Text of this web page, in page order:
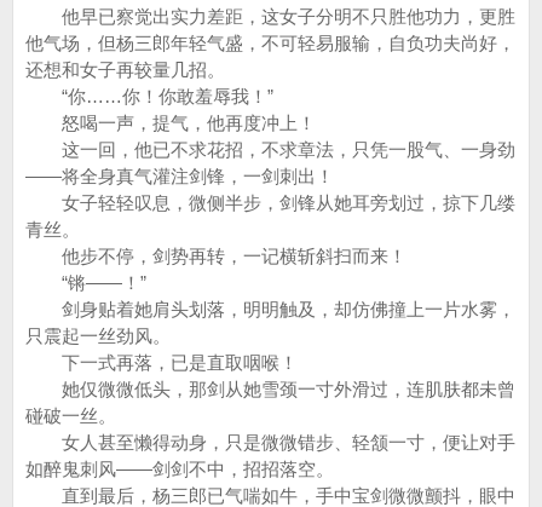
他早已察觉出实力差距，这女子分明不只胜他功力，更胜
他气场，但杨三郎年轻气盛，不可轻易服输，自负功夫尚好，
还想和女子再较量几招。
“你……你！你敢羞辱我！”
怒喝一声，提气，他再度冲上！
这一回，他已不求花招，不求章法，只凭一股气、一身劲
——将全身真气灌注剑锋，一剑刺出！
女子轻轻叹息，微侧半步，剑锋从她耳旁划过，掠下几缕
青丝。
他步不停，剑势再转，一记横斩斜扫而来！
“锵——！”
剑身贴着她肩头划落，明明触及，却仿佛撞上一片水雾，
只震起一丝劲风。
下一式再落，已是直取咽喉！
她仅微微低头，那剑从她雪颈一寸外滑过，连肌肤都未曾
碰破一丝。
女人甚至懒得动身，只是微微错步、轻颔一寸，便让对手
如醉鬼刺风——剑剑不中，招招落空。
直到最后，杨三郎已气喘如牛，手中宝剑微微颤抖，眼中